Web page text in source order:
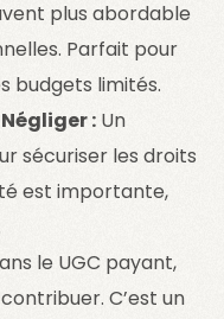
plus abordable
Parfait pour
budgets limités.
: Un
sécuriser les droits
est importante,
le UGC payant,
C’est un